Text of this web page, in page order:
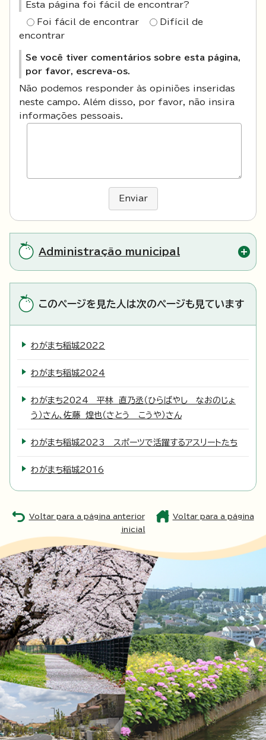
Esta página foi fácil de encontrar?
Foi fácil de encontrar
Difícil de
encontrar
Se você tiver comentários sobre esta página,
por favor, escreva-os.
Não podemos responder às opiniões inseridas
neste campo. Além disso, por favor, não insira
informações pessoais.
Enviar
Administração municipal
このページを見た人は次のページも見ています
わがまち稲城2022
わがまち稲城2024
わがまち2024 平林 直乃丞（ひらばやし なおのじょ
う）さん、佐藤 煌也（さとう こうや）さん
わがまち稲城2023 スポーツで活躍するアスリートたち
わがまち稲城2016
Voltar para a página anterior
Voltar para a página
inicial